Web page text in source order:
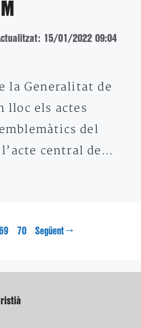
15/01/2022 09:04
la Generalitat de
lloc els actes
del
central de…
Pàgina
70 Següent →